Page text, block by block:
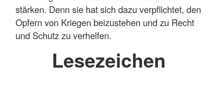
stärken. Denn sie hat sich dazu verpflichtet, den
Opfern von Kriegen beizustehen und zu Recht
und Schutz zu verhelfen.
Lesezeichen